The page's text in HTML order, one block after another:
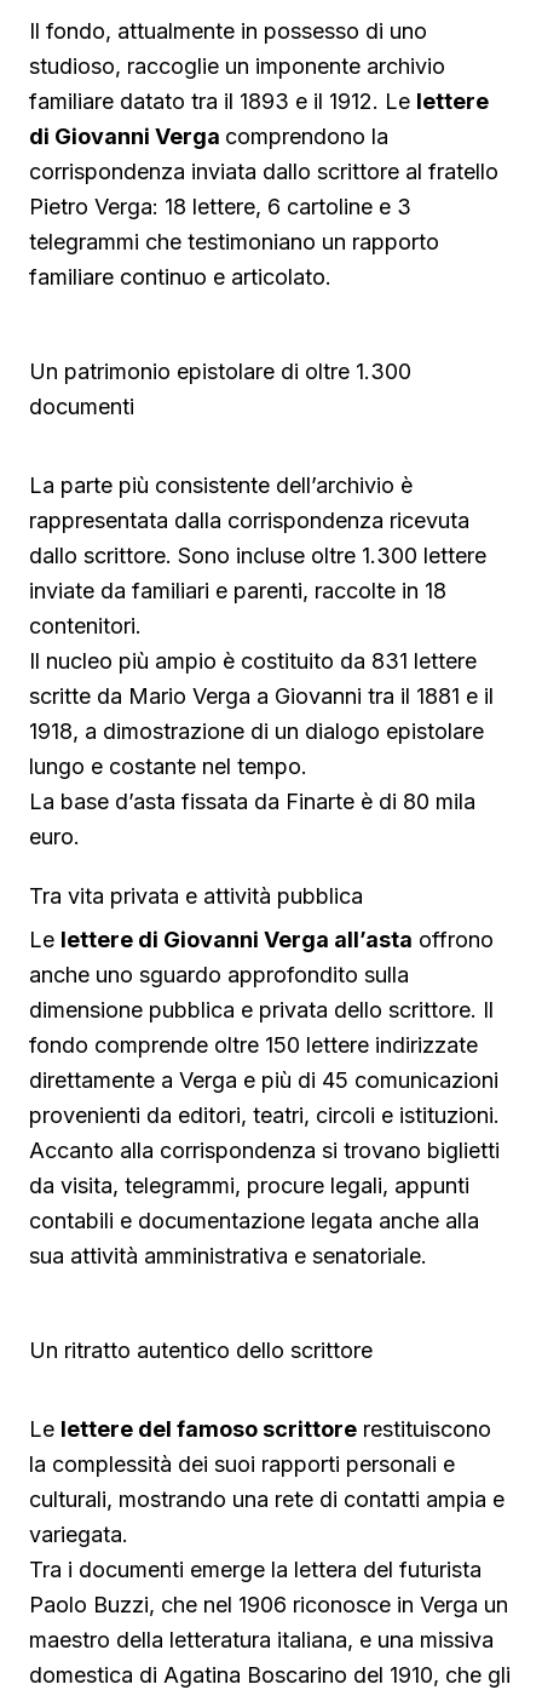
Il fondo, attualmente in possesso di uno
studioso, raccoglie un imponente archivio
familiare datato tra il 1893 e il 1912. Le lettere
di Giovanni Verga comprendono la
corrispondenza inviata dallo scrittore al fratello
Pietro Verga: 18 lettere, 6 cartoline e 3
telegrammi che testimoniano un rapporto
familiare continuo e articolato.
Un patrimonio epistolare di oltre 1.300
documenti
La parte più consistente dell’archivio è
rappresentata dalla corrispondenza ricevuta
dallo scrittore. Sono incluse oltre 1.300 lettere
inviate da familiari e parenti, raccolte in 18
contenitori.
Il nucleo più ampio è costituito da 831 lettere
scritte da Mario Verga a Giovanni tra il 1881 e il
1918, a dimostrazione di un dialogo epistolare
lungo e costante nel tempo.
La base d’asta fissata da Finarte è di 80 mila
euro.
Tra vita privata e attività pubblica
Le lettere di Giovanni Verga all’asta offrono
anche uno sguardo approfondito sulla
dimensione pubblica e privata dello scrittore. Il
fondo comprende oltre 150 lettere indirizzate
direttamente a Verga e più di 45 comunicazioni
provenienti da editori, teatri, circoli e istituzioni.
Accanto alla corrispondenza si trovano biglietti
da visita, telegrammi, procure legali, appunti
contabili e documentazione legata anche alla
sua attività amministrativa e senatoriale.
Un ritratto autentico dello scrittore
Le lettere del famoso scrittore restituiscono
la complessità dei suoi rapporti personali e
culturali, mostrando una rete di contatti ampia e
variegata.
Tra i documenti emerge la lettera del futurista
Paolo Buzzi, che nel 1906 riconosce in Verga un
maestro della letteratura italiana, e una missiva
domestica di Agatina Boscarino del 1910, che gli